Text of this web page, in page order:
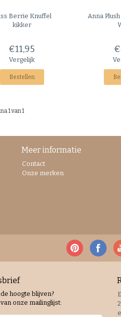
Berrie Knuffel
kikker
€11,95
Vergelijk
Bestellen
Anna Plush
1 van 1
Meer informatie
Contact
Onze merken
hoogte blijven?
onze mailinglijst: